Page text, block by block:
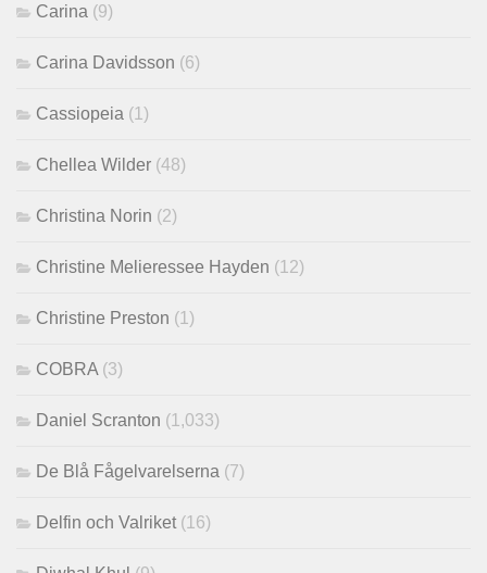
Carina (9)
Carina Davidsson (6)
Cassiopeia (1)
Chellea Wilder (48)
Christina Norin (2)
Christine Melieressee Hayden (12)
Christine Preston (1)
COBRA (3)
Daniel Scranton (1,033)
De Blå Fågelvarelserna (7)
Delfin och Valriket (16)